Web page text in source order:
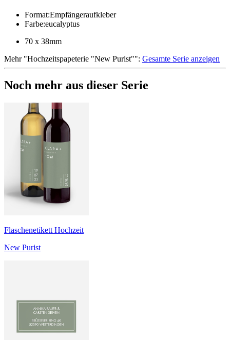
Format:Empfängeraufkleber
Farbe:eucalyptus
70 x 38mm
Mehr"Hochzeitspapeterie "New Purist"": Gesamte Serie anzeigen
Noch mehr aus dieser Serie
Flaschenetikett Hochzeit
New Purist